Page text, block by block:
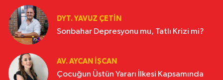
DYT. YAVUZ ÇETİN
Sonbahar Depresyonu mu, Tatlı Krizi mi?
AV. AYCAN İŞCAN
Çocuğun Üstün Yararı İlkesi Kapsamında